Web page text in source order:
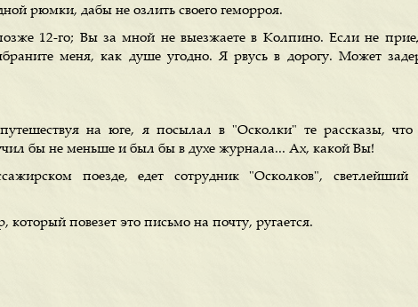
рюмки, дабы не озлить своего геморроя.
12-го; Вы за мной не выезжаете в Колпино. Если не
меня, как душе угодно. Я рвусь в дорогу. Может
на юге, я посылал в "Осколки" те рассказы,
бы не меньше и был бы в духе журнала... Ах, какой Вы!
поезде, едет сотрудник "Осколков", светлейший
повезет это письмо на почту, ругается.